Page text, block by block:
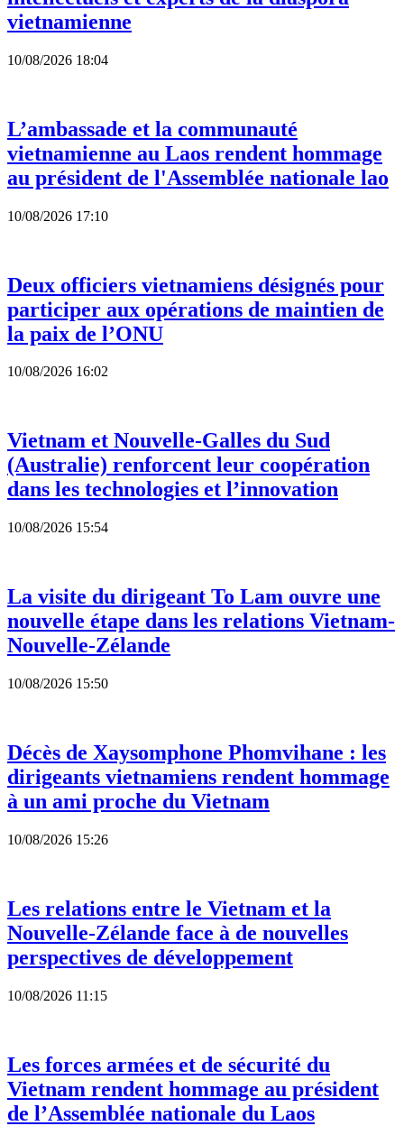
vietnamienne
10/08/2026 18:04
L’ambassade et la communauté
vietnamienne au Laos rendent hommage
au président de l'Assemblée nationale lao
10/08/2026 17:10
Deux officiers vietnamiens désignés pour
participer aux opérations de maintien de
la paix de l’ONU
10/08/2026 16:02
Vietnam et Nouvelle-Galles du Sud
(Australie) renforcent leur coopération
dans les technologies et l’innovation
10/08/2026 15:54
La visite du dirigeant To Lam ouvre une
nouvelle étape dans les relations Vietnam-
Nouvelle-Zélande
10/08/2026 15:50
Décès de Xaysomphone Phomvihane : les
dirigeants vietnamiens rendent hommage
à un ami proche du Vietnam
10/08/2026 15:26
Les relations entre le Vietnam et la
Nouvelle-Zélande face à de nouvelles
perspectives de développement
10/08/2026 11:15
Les forces armées et de sécurité du
Vietnam rendent hommage au président
de l’Assemblée nationale du Laos